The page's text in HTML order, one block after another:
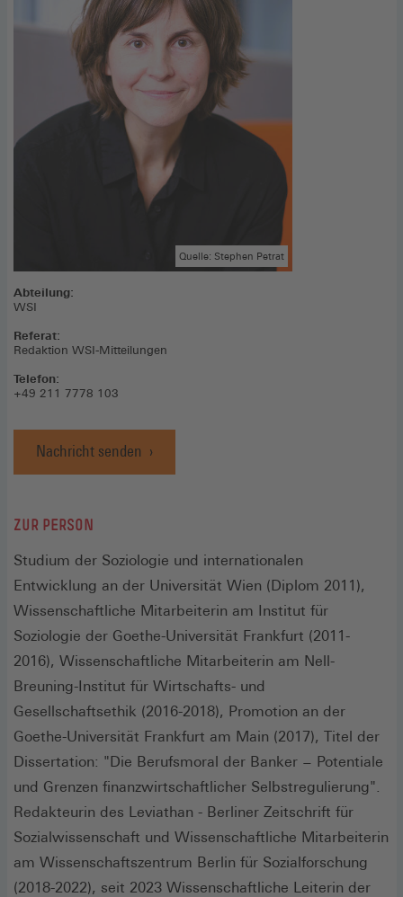
Quelle: Stephen Petrat
Abteilung:
WSI
Referat:
Redaktion WSI-Mitteilungen
Telefon:
+49 211 7778 103
Nachricht senden
ZUR PERSON
Studium der Soziologie und internationalen
Entwicklung an der Universität Wien (Diplom 2011),
Wissenschaftliche Mitarbeiterin am Institut für
Soziologie der Goethe-Universität Frankfurt (2011-
2016), Wissenschaftliche Mitarbeiterin am Nell-
Breuning-Institut für Wirtschafts- und
Gesellschaftsethik (2016-2018), Promotion an der
Goethe-Universität Frankfurt am Main (2017), Titel der
Dissertation: "Die Berufsmoral der Banker − Potentiale
und Grenzen finanzwirtschaftlicher Selbstregulierung".
Redakteurin des Leviathan - Berliner Zeitschrift für
Sozialwissenschaft und Wissenschaftliche Mitarbeiterin
am Wissenschaftszentrum Berlin für Sozialforschung
(2018-2022), seit 2023 Wissenschaftliche Leiterin der